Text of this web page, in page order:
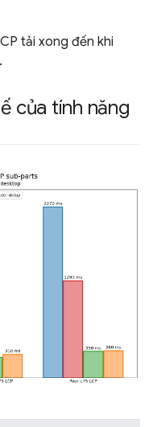
tải xong đến khi
của tính năng